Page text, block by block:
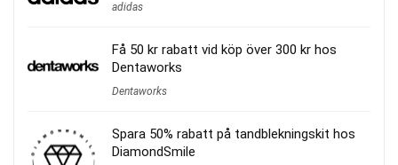
adidas
Få 50 kr rabatt vid köp över 300 kr hos
Dentaworks
Dentaworks
Spara 50% rabatt på tandblekningskit hos
DiamondSmile